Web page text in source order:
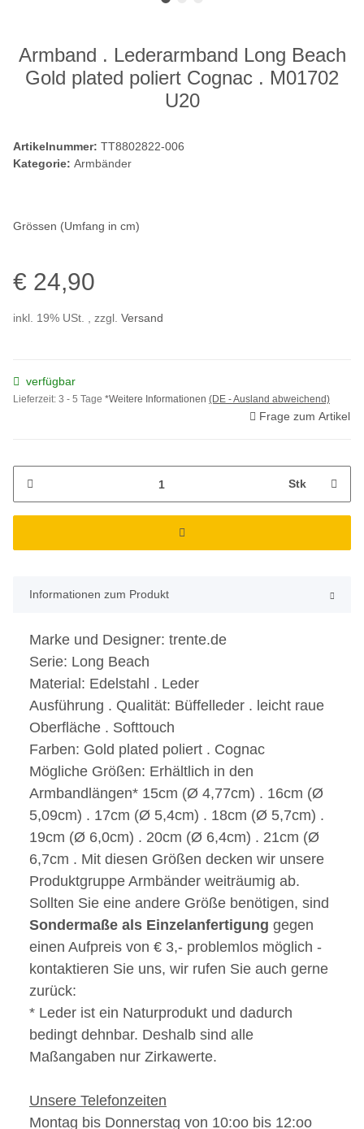
Armband . Lederarmband Long Beach
Gold plated poliert Cognac . M01702
U20
Artikelnummer: TT8802822-006
Kategorie: Armbänder
Grössen (Umfang in cm)
€ 24,90
inkl. 19% USt. , zzgl. Versand
verfügbar
Lieferzeit: 3 - 5 Tage *Weitere Informationen (DE - Ausland abweichend)
Frage zum Artikel
Stk
Informationen zum Produkt
Marke und Designer: trente.de
Serie: Long Beach
Material: Edelstahl . Leder
Ausführung . Qualität: Büffelleder . leicht raue
Oberfläche . Softtouch
Farben: Gold plated poliert . Cognac
Mögliche Größen: Erhältlich in den
Armbandlängen* 15cm (Ø 4,77cm) . 16cm (Ø
5,09cm) . 17cm (Ø 5,4cm) . 18cm (Ø 5,7cm) .
19cm (Ø 6,0cm) . 20cm (Ø 6,4cm) . 21cm (Ø
6,7cm . Mit diesen Größen decken wir unsere
Produktgruppe Armbänder weiträumig ab.
Sollten Sie eine andere Größe benötigen, sind
Sondermaße als Einzelanfertigung gegen
einen Aufpreis von € 3,- problemlos möglich -
kontaktieren Sie uns, wir rufen Sie auch gerne
zurück:
* Leder ist ein Naturprodukt und dadurch
bedingt dehnbar. Deshalb sind alle
Maßangaben nur Zirkawerte.
Unsere Telefonzeiten
Montag bis Donnerstag von 10:oo bis 12:oo